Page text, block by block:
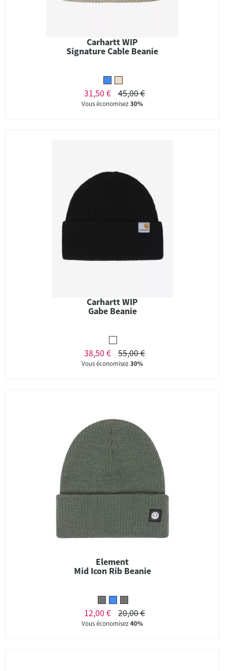
Carhartt WIP
Signature Cable Beanie
31,50 € 45,00 €
Vous économisez30%
Carhartt WIP
Gabe Beanie
38,50 € 55,00 €
Vous économisez30%
Element
Mid Icon Rib Beanie
12,00 € 20,00 €
Vous économisez40%